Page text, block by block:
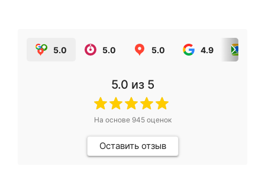
5.0 5.0 5.0 4.9
5.0 из 5
На основе 945оценок
Оставить отзыв